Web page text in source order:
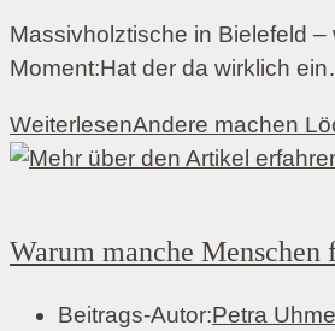
Massivholztische in Bielefeld –
Moment:Hat der da wirklich
WeiterlesenAndere machen
Warum manche
Beitrags-Autor:Petra